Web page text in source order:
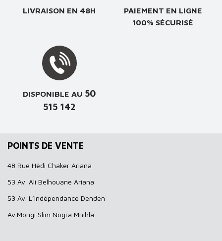
LIVRAISON EN 48H
PAIEMENT EN LIGNE
100% SÉCURISÉ
DISPONIBLE AU 50
515 142
POINTS DE VENTE
48 Rue Hédi Chaker Ariana
53 Av. Ali Belhouane Ariana
53 Av. L’indépendance Denden
Av.Mongi Slim Nogra Mnihla